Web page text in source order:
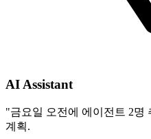
AI Assistant
"금요일 오전에 에이전트 2명
계획.